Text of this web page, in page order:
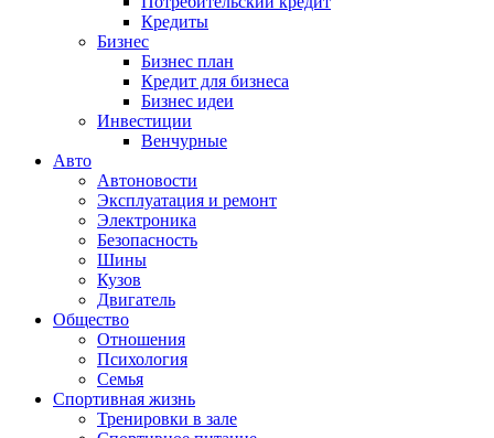
Кредиты
Бизнес
Бизнес план
Кредит для бизнеса
Бизнес идеи
Инвестиции
Венчурные
Авто
Автоновости
Эксплуатация и ремонт
Электроника
Безопасность
Шины
Кузов
Двигатель
Общество
Отношения
Психология
Семья
Спортивная жизнь
Тренировки в зале